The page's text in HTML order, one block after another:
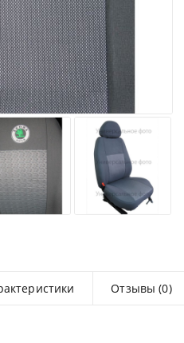
Отзывы (0)